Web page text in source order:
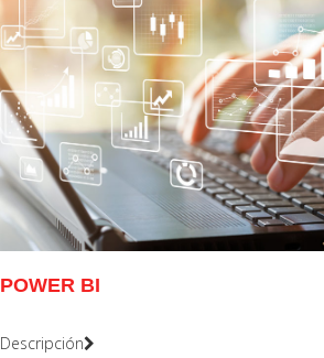
POWER BI
Descripción